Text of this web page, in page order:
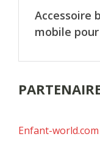
Accessoire
mobile
Enfant-world.com